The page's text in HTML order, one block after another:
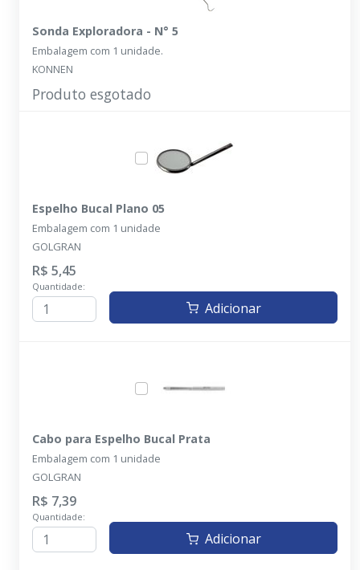
Sonda Exploradora - N° 5
Embalagem com 1 unidade.
KONNEN
Produto esgotado
Espelho Bucal Plano 05
Embalagem com 1 unidade
GOLGRAN
R$ 5,45
Quantidade:
Adicionar
Cabo para Espelho Bucal Prata
Embalagem com 1 unidade
GOLGRAN
R$ 7,39
Quantidade:
Adicionar